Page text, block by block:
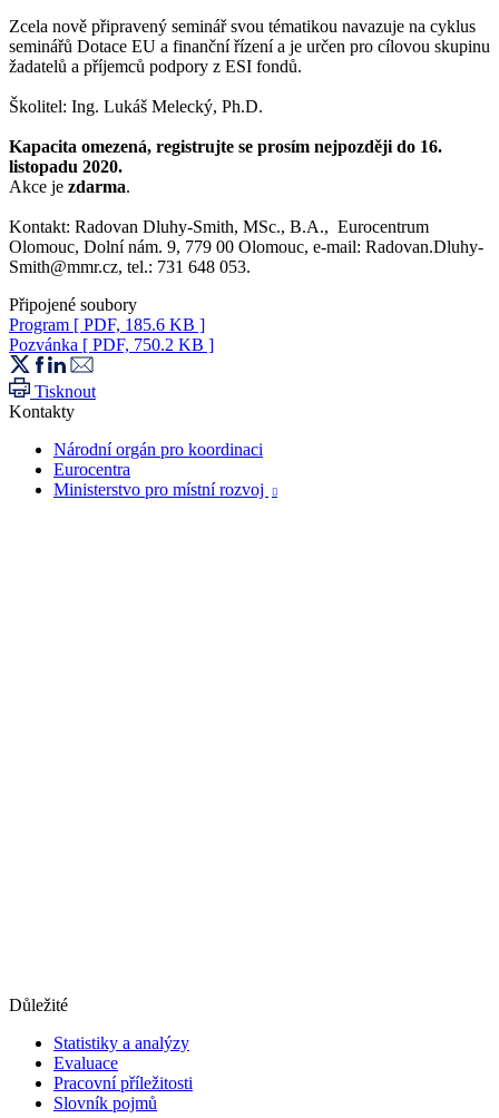
Zcela nově připravený seminář svou tématikou navazuje na cyklus
seminářů Dotace EU a finanční řízení a je určen pro cílovou skupinu
žadatelů a příjemců podpory z ESI fondů.
Školitel: Ing. Lukáš Melecký, Ph.D.
Kapacita omezená, registrujte se prosím nejpozději do 16.
listopadu 2020.
Akce je zdarma.
Kontakt: Radovan Dluhy-Smith, MSc., B.A., Eurocentrum
Olomouc, Dolní nám. 9, 779 00 Olomouc, e-mail: Radovan.Dluhy-
Smith@mmr.cz, tel.: 731 648 053.
Připojené soubory
Program [ PDF, 185.6 KB ]
Pozvánka [ PDF, 750.2 KB ]
Tisknout
Kontakty
Národní orgán pro koordinaci
Eurocentra
Ministerstvo pro místní rozvoj

Důležité
Statistiky a analýzy
Evaluace
Pracovní příležitosti
Slovník pojmů